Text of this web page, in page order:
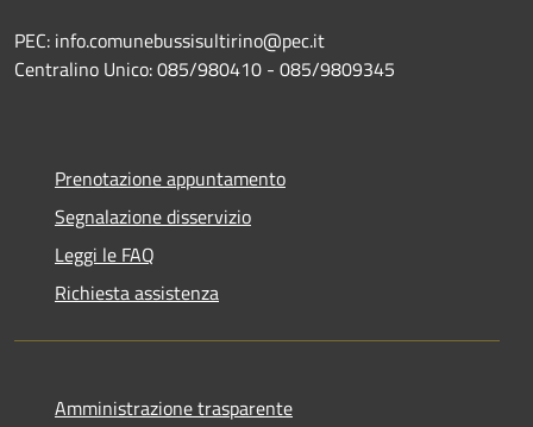
PEC: info.comunebussisultirino@pec.it
Centralino Unico: 085/980410 - 085/9809345
Prenotazione appuntamento
Segnalazione disservizio
Leggi le FAQ
Richiesta assistenza
Amministrazione trasparente